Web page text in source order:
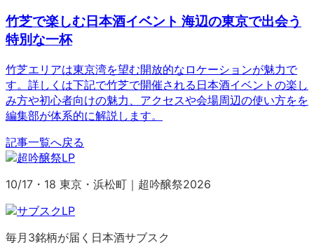
竹芝で楽しむ日本酒イベント 海辺の東京で出会う
特別な一杯
竹芝エリアは東京湾を望む開放的なロケーションが魅力で
す。詳しくは下記で竹芝で開催される日本酒イベントの楽し
み方や初心者向けの魅力、アクセスや会場周辺の使い方をを
編集部が体系的に解説します。
記事一覧へ戻る
10/17・18 東京・浜松町｜超吟醸祭2026
毎月3銘柄が届く日本酒サブスク